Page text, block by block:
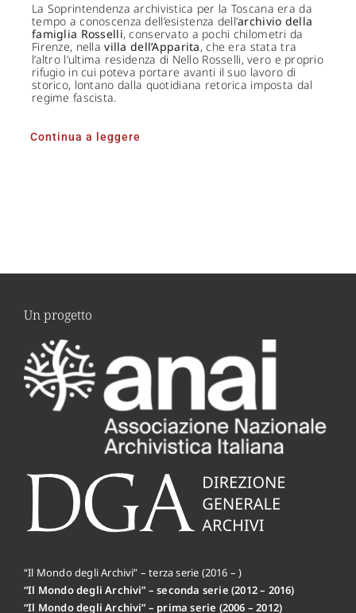
La Soprintendenza archivistica per la Toscana era da
tempo a conoscenza dell’esistenza dell’archivio della
famiglia Rosselli, conservato a pochi chilometri da
Firenze, nellavilla dell’Apparita, che era stata tra
l’altro l’ultima residenza di Nello Rosselli, vero e proprio
rifugio in cui poteva portare avanti il suo lavoro di
storico, lontano dalla quotidiana retorica imposta dal
regime fascista.
Continua a leggere
Un progetto
“Il Mondo degli Archivi” – terza serie (2016 – )
“Il Mondo degli Archivi” – seconda serie (2012 – 2016)
“Il Mondo degli Archivi” – prima serie (2006 – 2012)